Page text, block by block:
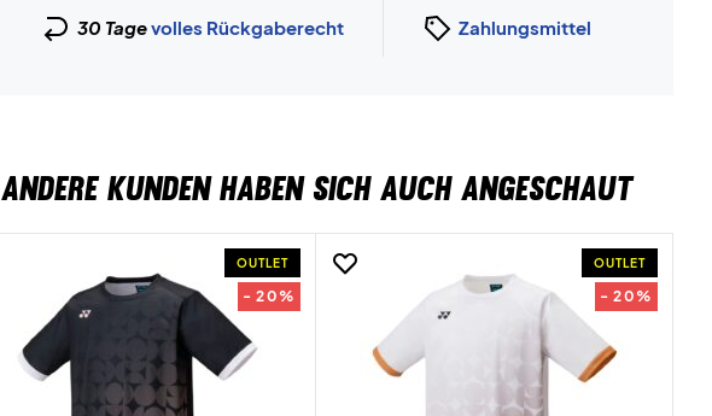
30 Tagevolles Rückgaberecht Zahlungsmittel
ANDERE KUNDEN HABEN SICH AUCH ANGESCHAUT
OUTLET
- 20%
OUTLET
- 20%